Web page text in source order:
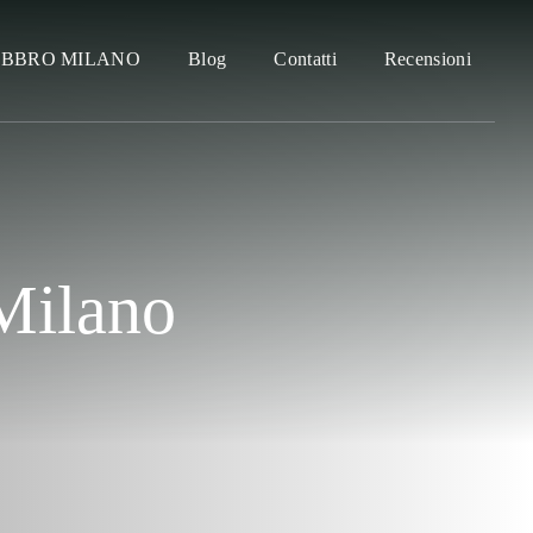
MILANO Blog Contatti Recensioni